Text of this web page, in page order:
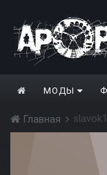
МОДЫ
Главная